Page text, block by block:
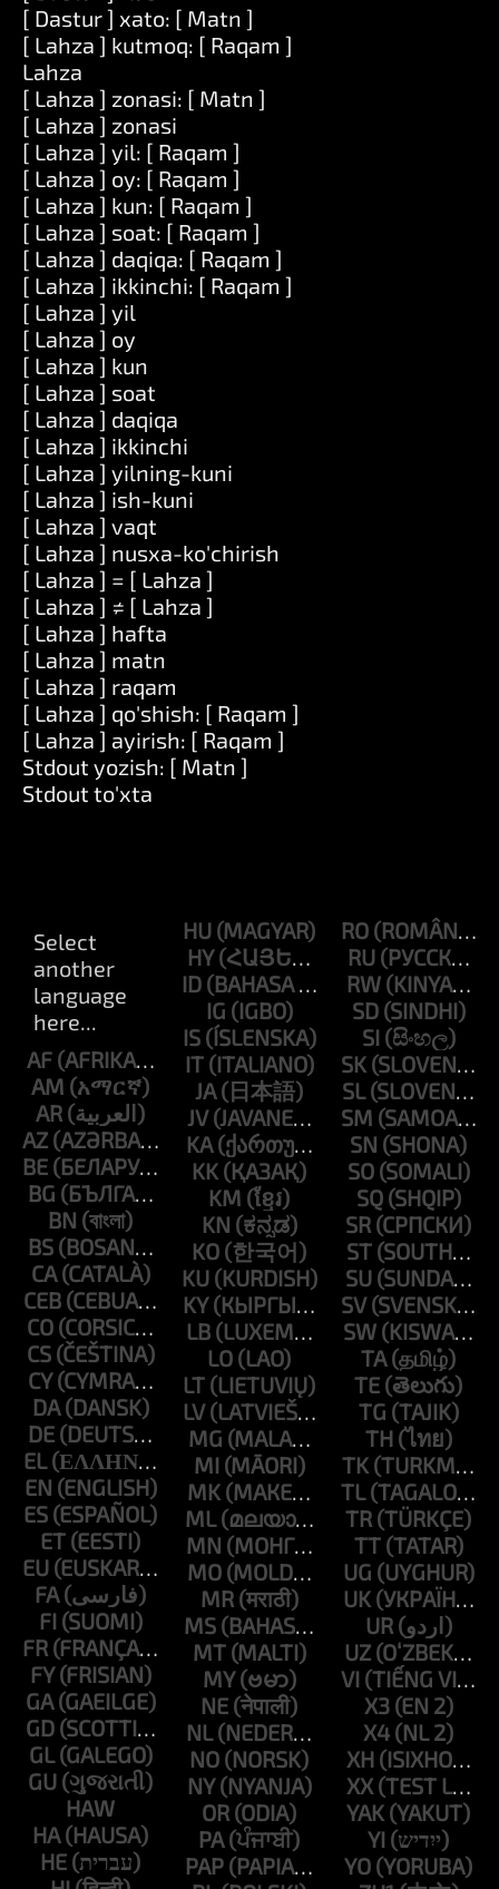
[ Dastur ] xato: [ Matn ]
[ Lahza ] kutmoq: [ Raqam ]
Lahza
[ Lahza ] zonasi: [ Matn ]
[ Lahza ] zonasi
[ Lahza ] yil: [ Raqam ]
[ Lahza ] oy: [ Raqam ]
[ Lahza ] kun: [ Raqam ]
[ Lahza ] soat: [ Raqam ]
[ Lahza ] daqiqa: [ Raqam ]
[ Lahza ] ikkinchi: [ Raqam ]
[ Lahza ] yil
[ Lahza ] oy
[ Lahza ] kun
[ Lahza ] soat
[ Lahza ] daqiqa
[ Lahza ] ikkinchi
[ Lahza ] yilning-kuni
[ Lahza ] ish-kuni
[ Lahza ] vaqt
[ Lahza ] nusxa-ko'chirish
[ Lahza ] = [ Lahza ]
[ Lahza ] ≠ [ Lahza ]
[ Lahza ] hafta
[ Lahza ] matn
[ Lahza ] raqam
[ Lahza ] qo'shish: [ Raqam ]
[ Lahza ] ayirish: [ Raqam ]
Stdout yozish: [ Matn ]
Stdout to'xta
AF
AM
AR
AZ
BE
BG
BN
BS
CA
CEB
CO
CS
CY
DA
DE
EL
EN
ES
ET
EU
FA
FI
FR
FY
GA
GD
GL
GU
HAW
HA
HE
HU
HY
ID
IG
IS
IT
JA
JV
KA
KK
KM
KN
KO
KU
KY
LB
LO
LT
LV
MG
MI
MK
ML
MN
MO
MR
MS
MT
MY
NE
NL
NO
NY
OR
PA
PAP
RO
RU
RW
SD
SI
SK
SL
SM
SN
SO
SQ
SR
ST
SU
SV
SW
TA
TE
TG
TH
TK
TL
TR
TT
UG
UK
UR
UZ
VI
X3
X4
XH
XX
YAK
YI
YO